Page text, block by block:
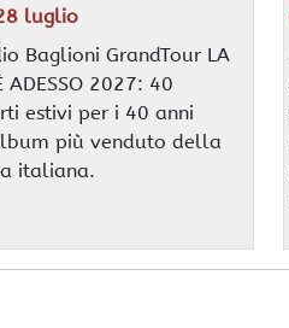
luglio
Baglioni GrandTour LA
ADESSO 2027: 40
estivi per i 40 anni
più venduto della
italiana.